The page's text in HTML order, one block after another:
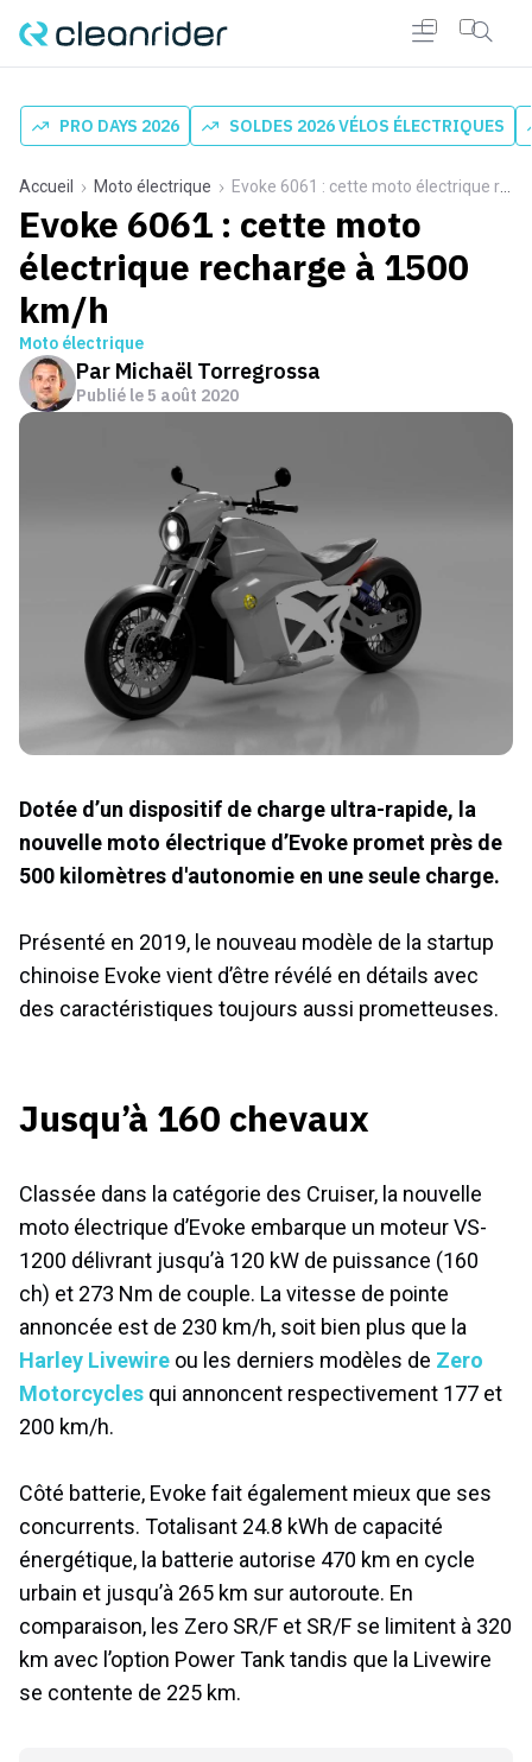
PRO DAYS 2026 SOLDES 2026 VÉLOS ÉLECTRIQUES
Accueil Moto électrique Evoke 6061 : cette moto électrique recharge à 1500 km/h
Evoke 6061 : cette moto
électrique recharge à 1500
km/h
Moto électrique
Par Michaël Torregrossa
Publié le 5 août 2020
Dotée d’un dispositif de charge ultra-rapide, la
nouvelle moto électrique d’Evoke promet près de
500 kilomètres d'autonomie en une seule charge.
Présenté en 2019, le nouveau modèle de la startup
chinoise Evoke vient d’être révélé en détails avec
des caractéristiques toujours aussi prometteuses.
Jusqu’à 160 chevaux
Classée dans la catégorie des Cruiser, la nouvelle
moto électrique d’Evoke embarque un moteur VS-
1200 délivrant jusqu’à 120 kW de puissance (160
ch) et 273 Nm de couple. La vitesse de pointe
annoncée est de 230 km/h, soit bien plus que la
Harley Livewire ou les derniers modèles de Zero
Motorcycles qui annoncent respectivement 177 et
200 km/h.
Côté batterie, Evoke fait également mieux que ses
concurrents. Totalisant 24.8 kWh de capacité
énergétique, la batterie autorise 470 km en cycle
urbain et jusqu’à 265 km sur autoroute. En
comparaison, les Zero SR/F et SR/F se limitent à 320
km avec l’option Power Tank tandis que la Livewire
se contente de 225 km.